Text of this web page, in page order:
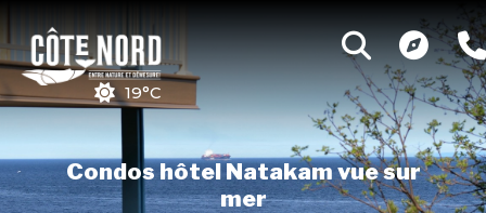
19°C
Condos hôtel Natakam vue sur
mer